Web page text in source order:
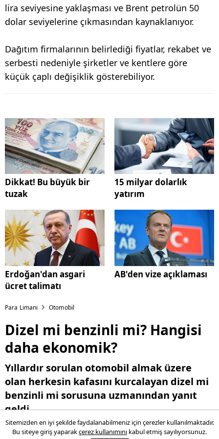
lira seviyesine yaklaşması ve Brent petrolün 50
dolar seviyelerine çıkmasından kaynaklanıyor.
Dağıtım firmalarının belirlediği fiyatlar, rekabet ve
serbesti nedeniyle şirketler ve kentlere göre
küçük çaplı değişiklik gösterebiliyor.
Dikkat! Bu büyük bir
tuzak
15 milyar dolarlık
yatırım
Erdoğan'dan asgari
ücret talimatı
AB'den vize açıklaması
Para Limanı Otomobil
Dizel mi benzinli mi? Hangisi
daha ekonomik?
Yıllardır sorulan otomobil almak üzere
olan herkesin kafasını kurcalayan dizel mi
benzinli mi sorusuna uzmanından yanıt
geldi.
17 Mayıs 2016 15:20
Sitemizden en iyi şekilde faydalanabilmeniz için çerezler kullanılmaktadır.
Bu siteye giriş yaparakçerez kullanımını kabul etmiş sayılıyorsunuz.